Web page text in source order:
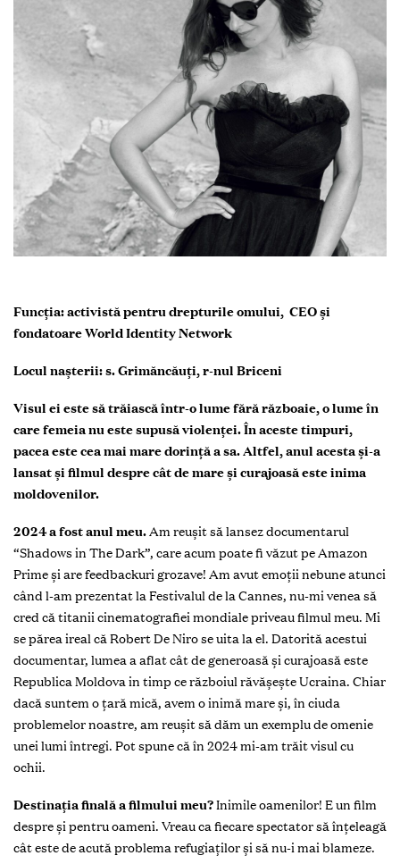
Funcția: activistă pentru drepturile omului, CEO și
fondatoare World Identity Network
Locul nașterii:s. Grimăncăuți, r-nul Briceni
Visul ei este să trăiască într-o lume fără războaie, o lume în
care femeia nu este supusă violenței. În aceste timpuri,
pacea este cea mai mare dorință a sa. Altfel, anul acesta și-a
lansat și filmul despre cât de mare și curajoasă este inima
moldovenilor.
2024 a fost anul meu.Am reușit să lansez documentarul
“Shadows in The Dark”, care acum poate fi văzut pe Amazon
Prime și are feedbackuri grozave! Am avut emoții nebune atunci
când l-am prezentat la Festivalul de la Cannes, nu-mi venea să
cred că titanii cinematografiei mondiale priveau filmul meu. Mi
se părea ireal că Robert De Niro se uita la el. Datorită acestui
documentar, lumea a aflat cât de generoasă și curajoasă este
Republica Moldova in timp ce războiul răvășește Ucraina. Chiar
dacă suntem o țară mică, avem o inimă mare și, în ciuda
problemelor noastre, am reușit să dăm un exemplu de omenie
unei lumi întregi. Pot spune că în 2024 mi-am trăit visul cu
ochii.
Destinația finală a filmului meu?Inimile oamenilor! E un film
despre și pentru oameni. Vreau ca fiecare spectator să înțeleagă
cât este de acută problema refugiaților și să nu-i mai blameze.